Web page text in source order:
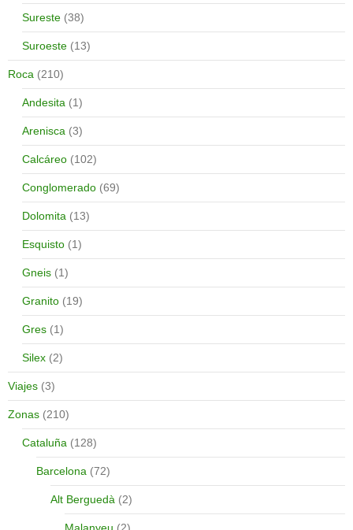
Sureste (38)
Suroeste (13)
Roca (210)
Andesita (1)
Arenisca (3)
Calcáreo (102)
Conglomerado (69)
Dolomita (13)
Esquisto (1)
Gneis (1)
Granito (19)
Gres (1)
Silex (2)
Viajes (3)
Zonas (210)
Cataluña (128)
Barcelona (72)
Alt Berguedà (2)